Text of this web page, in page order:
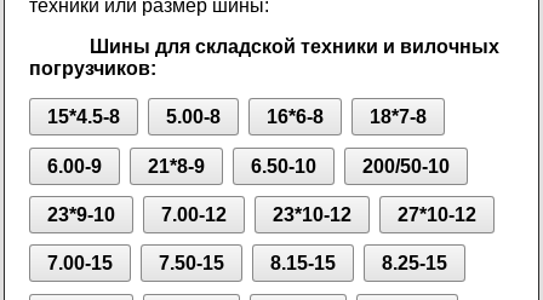
техники или размер шины:
Шины для складской техники и вилочных
погрузчиков:
15*4.5-8 5.00-8 16*6-8 18*7-8
6.00-9 21*8-9 6.50-10 200/50-10
23*9-10 7.00-12 23*10-12 27*10-12
7.00-15 7.50-15 8.15-15 8.25-15